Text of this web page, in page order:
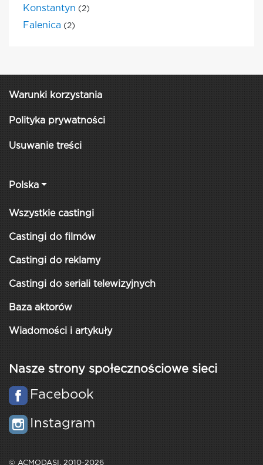
Konstantyn (2)
Falenica (2)
Warunki korzystania
Polityka prywatności
Usuwanie treści
Polska
Wszystkie castingi
Castingi do filmów
Castingi do reklamy
Castingi do seriali telewizyjnych
Baza aktorów
Wiadomości i artykuły
Nasze strony społecznościowe sieci
Facebook
Instagram
© ACMODASI, 2010-2026